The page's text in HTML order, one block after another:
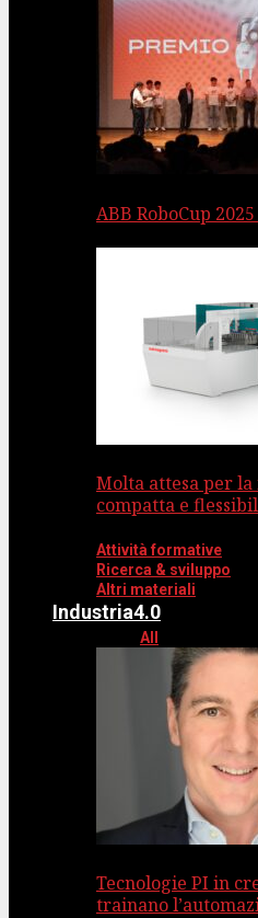
ABB RoboCup
Molta attesa per
compatta e
Attività formative
Ricerca & sviluppo
Altri materiali
Industria4.0
All
Tecnologie PI in
trainano